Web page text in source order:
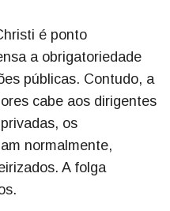
é ponto
a obrigatoriedade
públicas. Contudo, a
cabe aos dirigentes
os
normalmente,
A folga